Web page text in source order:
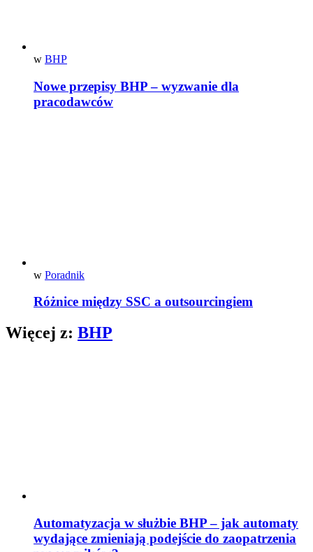
w BHP
Nowe przepisy BHP – wyzwanie dla
pracodawców
w Poradnik
Różnice między SSC a outsourcingiem
Więcej z: BHP
Automatyzacja w służbie BHP – jak automaty
wydające zmieniają podejście do zaopatrzenia